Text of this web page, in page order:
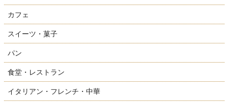
カフェ
スイーツ・菓子
パン
食堂・レストラン
イタリアン・フレンチ・中華